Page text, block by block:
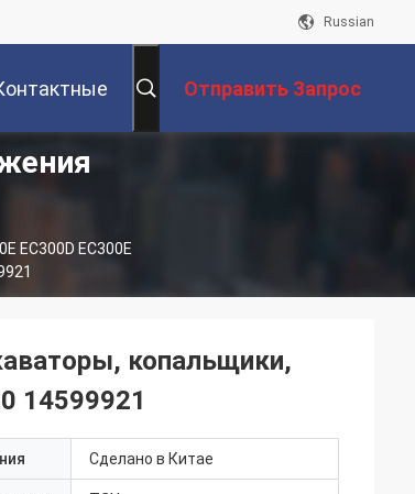
Russian
Данные
Отправить Запрос
EC300D EC300E
копальщики,
14599921
Сделано в Китае